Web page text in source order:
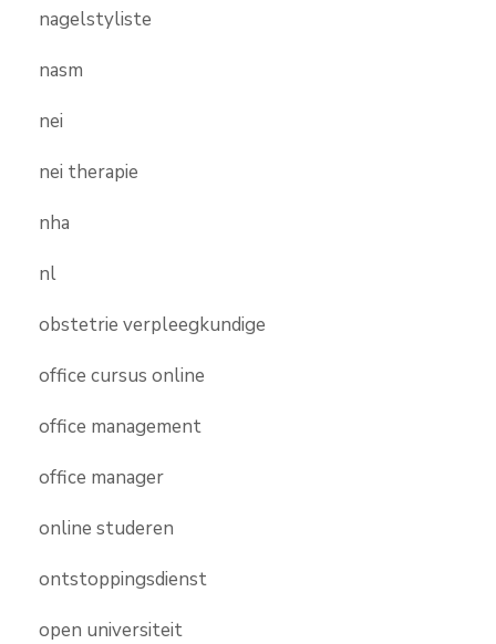
nagelstyliste
nasm
nei
nei therapie
nha
nl
obstetrie verpleegkundige
office cursus online
office management
office manager
online studeren
ontstoppingsdienst
open universiteit